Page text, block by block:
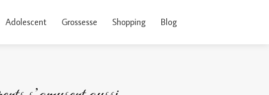
Adolescent Grossesse Shopping Blog